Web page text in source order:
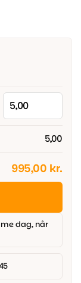
5,00
995,00 kr.
dag, når